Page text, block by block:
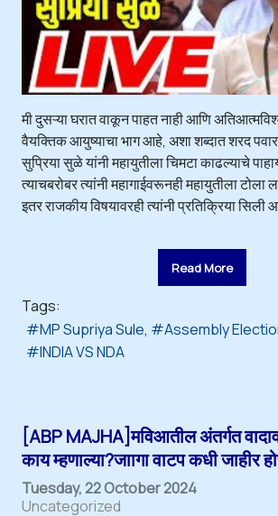
मी दुसऱ्या घरात वाकून पाहत नाही आणि
वैयक्तिक आयुष्याचा भाग आहे, अशा शब्दात शरद
सुप्रिया सुळे यांनी महायुतीला चिमटा काढल्याचे
त्याचबरोबर त्यांनी महागाईवरूनही महायुतीला
इतर राजकीय विषयावरही त्यांनी प्रतिक्रिया सिली
Read More
Tags:
MP Supriya Sule
Assembly
INDIA VS NDA
[ABP MAJHA]मविआतील अंतर्गत
काय म्हणाल्या?जाागा वाटप कधी जाहीर
Tuesday, 22 October 2024
Uncategorized